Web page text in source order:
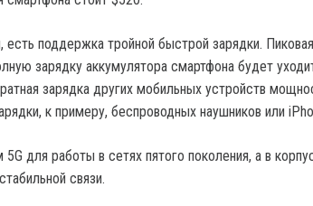
поддержка тройной быстрой зарядки. Пиковая
зарядку аккумулятора смартфона будет
зарядка других мобильных устройств
к примеру, беспроводных наушников или
для работы в сетях пятого поколения, а в
связи.